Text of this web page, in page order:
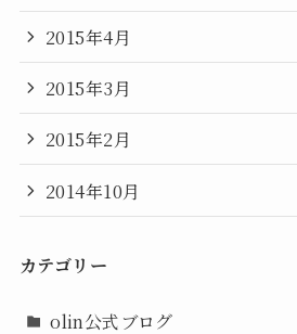
2015年4月
2015年3月
2015年2月
2014年10月
カテゴリー
olin公式ブログ